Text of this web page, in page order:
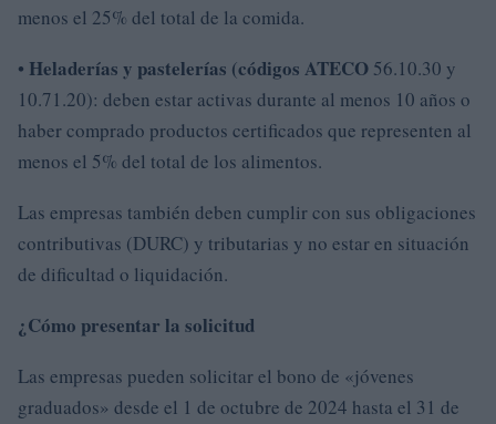
menos el 25% del total de la comida.
• Heladerías y pastelerías (códigos ATECO 56.10.30 y
10.71.20): deben estar activas durante al menos 10 años o
haber comprado productos certificados que representen al
menos el 5% del total de los alimentos.
Las empresas también deben cumplir con sus obligaciones
contributivas (DURC) y tributarias y no estar en situación
de dificultad o liquidación.
¿Cómo presentar la solicitud
Las empresas pueden solicitar el bono de «jóvenes
graduados» desde el 1 de octubre de 2024 hasta el 31 de